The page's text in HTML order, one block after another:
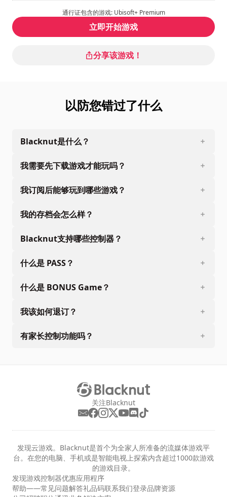
通行证包含的游戏: Ubisoft+ Premium
立即开始游戏
分享该游戏！
以防您错过了什么
Blacknut是什么？
我需要先下载游戏才能玩吗？
我订阅后能够玩到哪些游戏？
我的存档会怎么样？
Blacknut支持哪些控制器？
什么是 PASS？
什么是 BONUS Game？
我该如何退订？
有家长控制功能吗？
关注Blacknut
发现云游戏。Blacknut是首个为全家人所准备的流媒体游戏平
台。在您的电脑、手机或是智能电视上探索内含超过1000款游戏
的游戏目录。
发现游戏控制器优惠应用程序
帮助——常见问题解答礼品码联系我们登录品牌资源